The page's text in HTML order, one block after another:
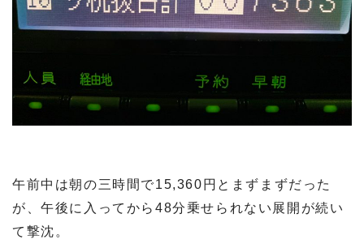
午前中は朝の三時間で15,360円とまずまずだった
が、午後に入ってから48分乗せられない展開が続い
て撃沈。